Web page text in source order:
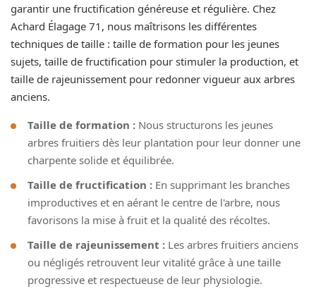
garantir une fructification généreuse et régulière. Chez
Achard Élagage 71, nous maîtrisons les différentes
techniques de taille : taille de formation pour les jeunes
sujets, taille de fructification pour stimuler la production, et
taille de rajeunissement pour redonner vigueur aux arbres
anciens.
Taille de formation : Nous structurons les jeunes
arbres fruitiers dès leur plantation pour leur donner une
charpente solide et équilibrée.
Taille de fructification : En supprimant les branches
improductives et en aérant le centre de l'arbre, nous
favorisons la mise à fruit et la qualité des récoltes.
Taille de rajeunissement : Les arbres fruitiers anciens
ou négligés retrouvent leur vitalité grâce à une taille
progressive et respectueuse de leur physiologie.